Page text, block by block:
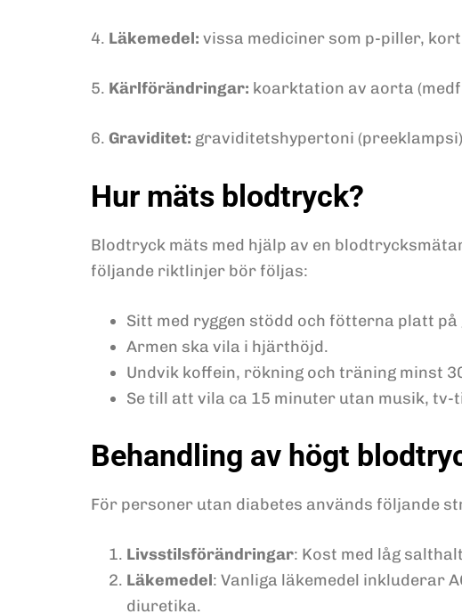
4. Läkemedel: vissa mediciner som p-piller,
5. Kärlförändringar: koarktation av aorta
6. Graviditet: graviditetshypertoni
Hur mäts blodtryck?
Blodtryck mäts med hjälp av en
följande riktlinjer bör följas:
Sitt med ryggen stödd och fötterna platt på
Armen ska vila i hjärthöjd.
Undvik koffein, rökning och träning minst
Se till att vila ca 15 minuter utan musik,
Behandling av högt
För personer utan diabetes används följande
Livsstilsförändringar: Kost med låg
Läkemedel: Vanliga läkemedel inkluderar
diuretika.